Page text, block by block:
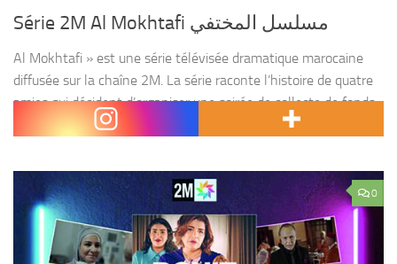
Série 2M Al Mokhtafi مسلسل المختفي
Al Mokhtafi » est une série télévisée dramatique marocaine
diffusée sur la chaîne 2M. La série raconte l’histoire de quatre
amies qui décident d’organiser une soirée de collecte de fonds
pour leur association caritative, qui...
0